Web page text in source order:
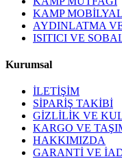
KAMP
AYDINLATMA
ISITICI VE
Kurumsal
İLETİŞİM
SİPARİŞ TAKİBİ
GİZLİLİK VE
KARGO VE
HAKKIMIZDA
GARANTİ VE